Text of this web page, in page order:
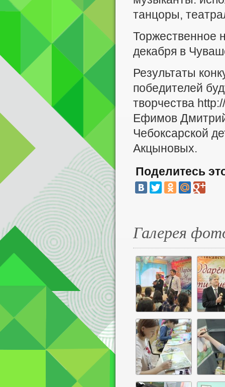
танцоры,
Торжественное
декабря в
Результаты
победителей
творчества
Ефимов
Чебоксарской
Акцыновых.
Поделитесь
Галерея